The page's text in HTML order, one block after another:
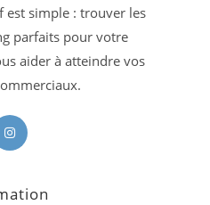
est simple : trouver les
parfaits pour votre
aider à atteindre vos
S’ouvre
nouvel